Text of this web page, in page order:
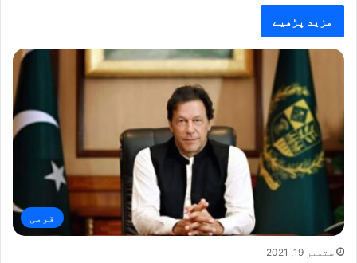
مزید پڑھیے
قومی
ستمبر 19, 2021